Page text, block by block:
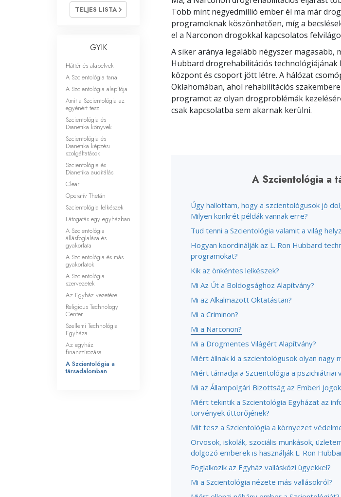
Mi a nagyság?
Több mint negyedmillió ember él ma már
programoknak köszönhetően, míg a
el a Narconon drogokkal kapcsolatos
A siker aránya legalább négyszer magasabb,
Hubbard drogrehabilitációs
központ és csoport jött létre. A hálózat
Oklahomában, ahol rehabilitációs
programot az olyan drogproblémák
csak kapcsolatba sem akarnak kerülni.
A Szcientológia a
Úgy hallottam, hogy a szcientológusok jó
Milyen konkrét példák vannak erre?
Tud tenni a Szcientológia valamit a világ
Hogyan koordinálják az L. Ron Hubbard
programokat?
Kik az önkéntes lelkészek?
Mi Az Út a Boldogsághoz Alapítvány?
Mi az Alkalmazott Oktatástan?
Mi a Criminon?
Mi a Narconon?
Mi a Drogmentes Világért Alapítvány?
Miért állnak ki a szcientológusok olyan
Miért támadja a Szcientológia a pszichiátriai
Mi az Állampolgári Bizottság az Emberi
Miért tekintik a Szcientológia Egyházat az
törvények úttörőjének?
Mit tesz a Szcientológia a környezet
Orvosok, iskolák, szociális munkások,
dolgozó emberek is használják L. Ron
Foglalkozik az Egyház vallásközi ügyekkel?
Mi a Szcientológia nézete más vallásokról?
TELJES LISTA
GYIK
Háttér és alapelvek
A Szcientológia tanai
A Szcientológia alapítója
Amit a Szcientológia az
egyénért tesz
Szcientológia és
Dianetika könyvek
Szcientológia és
Dianetika képzési
szolgáltatások
Szcientológia és
Dianetika auditálás
Clear
Operatív Thetán
Szcientológia lelkészek
Látogatás egy egyházban
A Szcientológia
állásfoglalása és
gyakorlata
A Szcientológia és más
gyakorlatok
A Szcientológia
szervezetek
Az Egyház vezetése
Religious Technology
Center
Szellemi Technológia
Egyháza
Az egyház
finanszírozása
A Szcientológia a
társadalomban